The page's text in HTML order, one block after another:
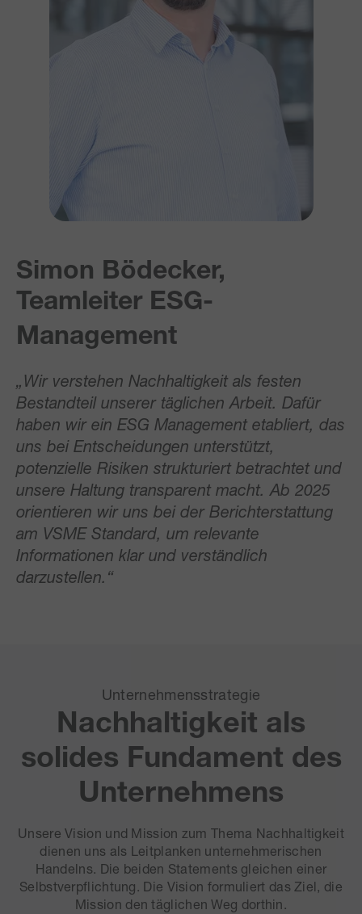
Simon Bödecker,
Teamleiter ESG-
Management
„Wir verstehen Nachhaltigkeit als festen
Bestandteil unserer täglichen Arbeit. Dafür
haben wir ein ESG Management etabliert, das
uns bei Entscheidungen unterstützt,
potenzielle Risiken strukturiert betrachtet und
unsere Haltung transparent macht. Ab 2025
orientieren wir uns bei der Berichterstattung
am VSME Standard, um relevante
Informationen klar und verständlich
darzustellen.“
Unternehmensstrategie
Nachhaltigkeit als
solides Fundament des
Unternehmens
Unsere Vision und Mission zum Thema Nachhaltigkeit
dienen uns als Leitplanken unternehmerischen
Handelns. Die beiden Statements gleichen einer
Selbstverpflichtung. Die Vision formuliert das Ziel, die
Mission den täglichen Weg dorthin.